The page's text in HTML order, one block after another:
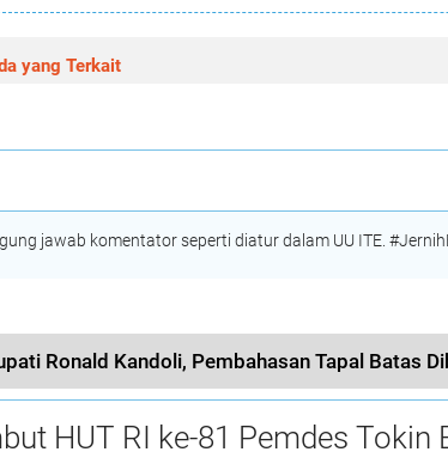
yang Terkait
jawab komentator seperti diatur dalam UU ITE.
Ronald Kandoli, Pembahasan Tapal Batas
HUT RI ke-81 Pemdes Tokin